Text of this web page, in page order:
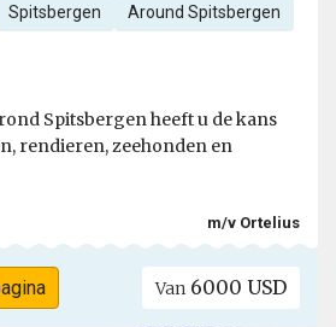
Spitsbergen Around Spitsbergen
Spitsbergen heeft u de kans
rendieren, zeehonden en
m/v Ortelius
Van 6000 USD